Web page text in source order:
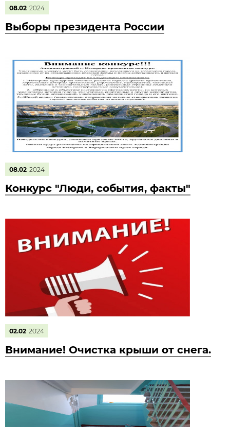
08.02 2024
Выборы президента России
08.02 2024
Конкурс "Люди, события, факты"
02.02 2024
Внимание! Очистка крыши от снега.